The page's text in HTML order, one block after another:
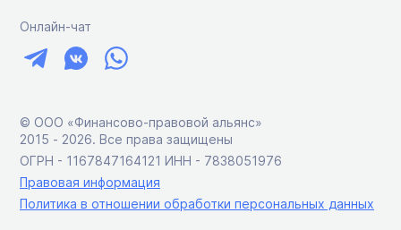
Онлайн-чат
© ООО «Финансово-правовой альянс»
2015 ‑ 2026. Все права защищены
ОГРН - 1167847164121 ИНН - 7838051976
Правовая информация
Политика в отношении обработки персональных данных